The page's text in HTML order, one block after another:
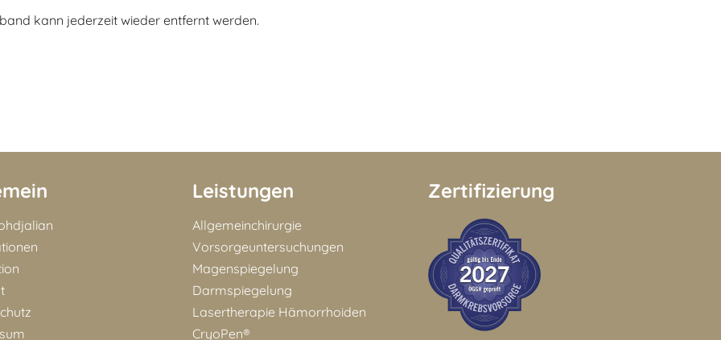
kann jederzeit wieder entfernt werden.
Leistungen
Allgemeinchirurgie
Vorsorgeuntersuchungen
Magenspiegelung
Darmspiegelung
Lasertherapie Hämorrhoiden
CryoPen®
Zertifizierung